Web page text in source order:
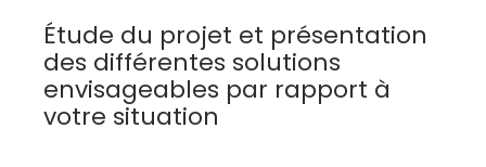
Étude du projet et présentation
des différentes solutions
envisageables par rapport à
votre situation